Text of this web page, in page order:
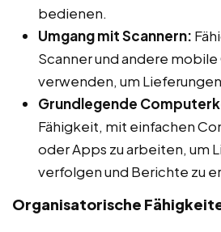
bedienen.
Umgang mit Scannern:
Scanner und andere mobile
verwenden, um
Grundlegende
Fähigkeit, mit einfachen
oder Apps zu arbeiten, um
verfolgen und Berichte zu
Organisatorische